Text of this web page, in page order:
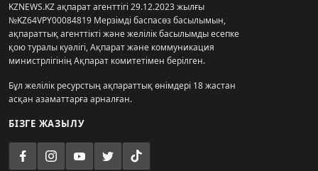
KZNEWS.KZ ақпарат агенттігі 29.12.2023 жылғы
№KZ64VPY00084819 Мерзімді баспасөз басылымын,
ақпараттық агенттікті және желілік басылымды есепке
қою туралы куәлігі, Ақпарат және коммуникация
министрлігінің Ақпарат комитетімен берілген.
Бұл желілік ресурстың ақпараттық өнімдері 18 жастан
асқан азаматтарға арналған.
БІЗГЕ ЖАЗЫЛУ